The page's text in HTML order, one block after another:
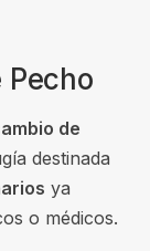
Pecho
de
destinada
ya
o médicos.